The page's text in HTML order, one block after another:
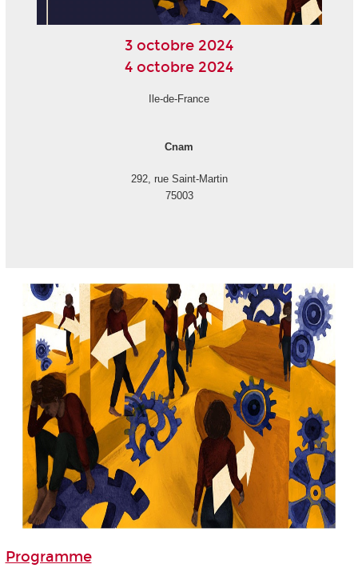
3 octobre 2024
4 octobre 2024
Ile-de-France
Cnam
292, rue Saint-Martin
75003
Programme